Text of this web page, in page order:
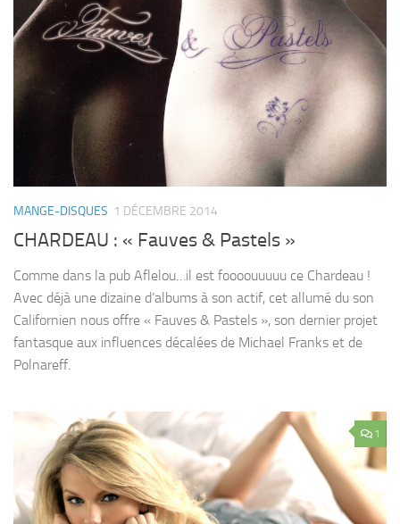
MANGE-DISQUES 1 DÉCEMBRE 2014
CHARDEAU : « Fauves & Pastels »
Comme dans la pub Aflelou…il est foooouuuuu ce Chardeau !
Avec déjà une dizaine d’albums à son actif, cet allumé du son
Californien nous offre « Fauves & Pastels », son dernier projet
fantasque aux influences décalées de Michael Franks et de
Polnareff.
1